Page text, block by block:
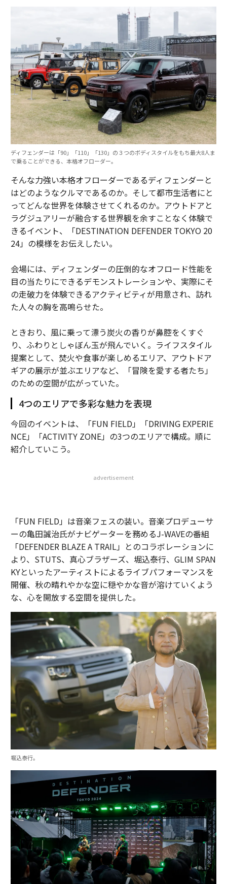
ディフェンダーは「90」「110」「130」の３つのボディスタイルをもち最大8人ま
で乗ることができる、本格オフローダー。
そんな力強い本格オフローダーであるディフェンダーと
はどのようなクルマであるのか。そして都市生活者にと
ってどんな世界を体験させてくれるのか。アウトドアと
ラグジュアリーが融合する世界観を余すことなく体験で
きるイベント、「DESTINATION DEFENDER TOKYO 20
24」の模様をお伝えしたい。
会場には、ディフェンダーの圧倒的なオフロード性能を
目の当たりにできるデモンストレーションや、実際にそ
の走破力を体験できるアクティビティが用意され、訪れ
た人々の胸を高鳴らせた。
ときおり、風に乗って漂う炭火の香りが鼻腔をくすぐ
り、ふわりとしゃぼん玉が飛んでいく。ライフスタイル
提案として、焚火や食事が楽しめるエリア、アウトドア
ギアの展示が並ぶエリアなど、「冒険を愛する者たち」
のための空間が広がっていた。
4つのエリアで多彩な魅力を表現
今回のイベントは、「FUN FIELD」「DRIVING EXPERIE
NCE」「ACTIVITY ZONE」の3つのエリアで構成。順に
紹介していこう。
advertisement
「FUN FIELD」は音楽フェスの装い。音楽プロデューサ
ーの亀田誠治氏がナビゲーターを務めるJ-WAVEの番組
「DEFENDER BLAZE A TRAIL」とのコラボレーションに
より、STUTS、真心ブラザーズ、堀込泰行、GLIM SPAN
KYといったアーティストによるライブパフォーマンスを
開催、秋の晴れやかな空に穏やかな音が溶けていくよう
な、心を開放する空間を提供した。
堀込泰行。